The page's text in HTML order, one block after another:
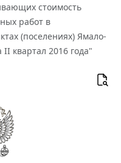
стоимость
работ в
(поселениях) Ямало-
II квартал 2016 года"